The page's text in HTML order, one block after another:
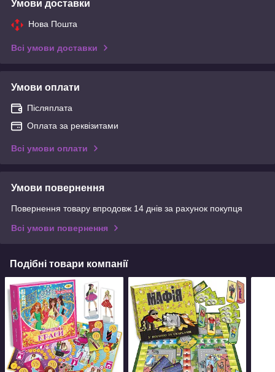
Умови доставки
Нова Пошта
Всі умови доставки
Умови оплати
Післяплата
Оплата за реквізитами
Всі умови оплати
Умови повернення
Повернення товару впродовж 14 днів за рахунок покупця
Всі умови повернення
Подібні товари компанії